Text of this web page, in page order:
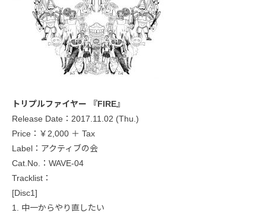
トリプルファイヤー 『FIRE』
Release Date：2017.11.02 (Thu.)
Price：￥2,000 ＋ Tax
Label：アクティブの会
Cat.No.：WAVE-04
Tracklist：
[Disc1]
1. 中一からやり直したい